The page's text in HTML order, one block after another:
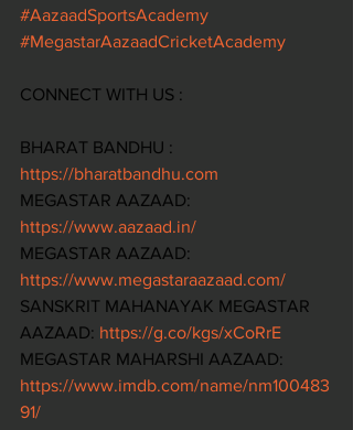
#AazaadSportsAcademy
#MegastarAazaadCricketAcademy
CONNECT WITH US :
BHARAT BANDHU :
https://bharatbandhu.com
MEGASTAR AAZAAD:
https://www.aazaad.in/
MEGASTAR AAZAAD:
https://www.megastaraazaad.com/
SANSKRIT MAHANAYAK MEGASTAR
AAZAAD: https://g.co/kgs/xCoRrE
MEGASTAR MAHARSHI AAZAAD:
https://www.imdb.com/name/nm100483
91/